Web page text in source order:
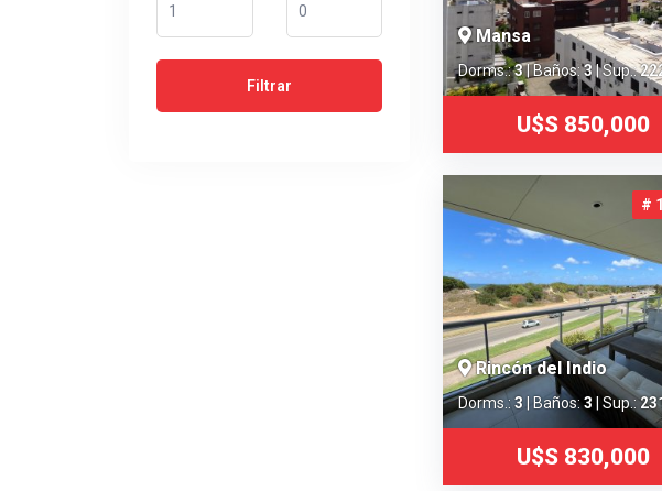
Mansa
Dorms.:3| Baños:3| Sup.:
U$S 850,000
#
Rincón del Indio
Dorms.: 3 | Baños:3 | Sup.:
U$S 830,000